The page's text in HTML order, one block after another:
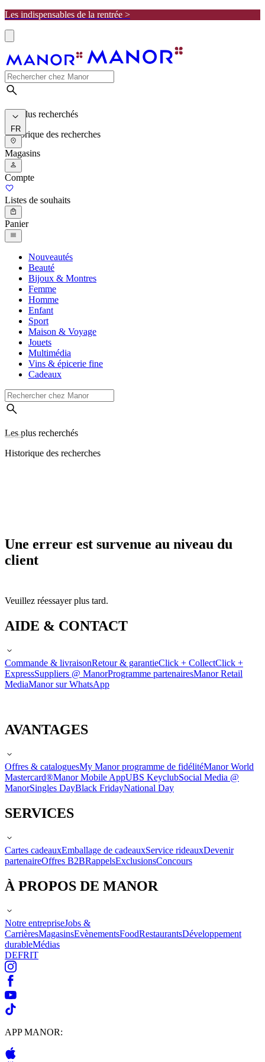
Les indispensables de la rentrée >
Les plus recherchés
Historique des recherches
FR
Magasins
Compte
Listes de souhaits
Panier
Nouveautés
Beauté
Bijoux & Montres
Femme
Homme
Enfant
Sport
Maison & Voyage
Jouets
Multimédia
Vins & épicerie fine
Cadeaux
Les plus recherchés
Historique des recherches
Une erreur est survenue au niveau du
client
Veuillez réessayer plus tard.
AIDE & CONTACT
Commande & livraisonRetour & garantieClick + CollectClick +
ExpressSuppliers @ ManorProgramme partenairesManor Retail
MediaManor sur WhatsApp
AVANTAGES
Offres & cataloguesMy Manor programme de fidélitéManor World
Mastercard®Manor Mobile AppUBS KeyclubSocial Media @
ManorSingles DayBlack FridayNational Day
SERVICES
Cartes cadeauxEmballage de cadeauxService rideauxDevenir
partenaireOffres B2BRappelsExclusionsConcours
À PROPOS DE MANOR
Notre entrepriseJobs &
CarrièresMagasinsEvènementsFoodRestaurantsDéveloppement
durableMédias
DEFRIT
APP MANOR: